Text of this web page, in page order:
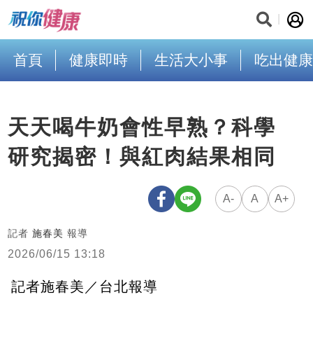
首頁 健康即時 生活大小事 吃出健康
天天喝牛奶會性早熟？科學
研究揭密！與紅肉結果相同
A- A A+
記者 施春美 報導
2026/06/15 13:18
記者施春美／台北報導